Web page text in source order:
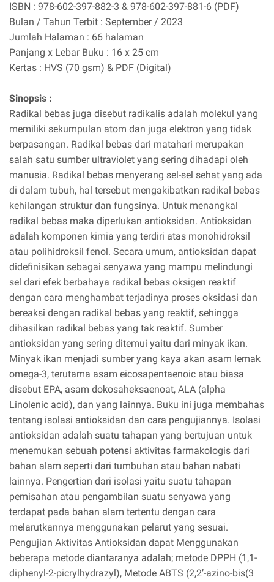
ISBN : 978-602-397-882-3 & 978-602-397-881-6 (PDF)
Bulan / Tahun Terbit : September / 2023
Jumlah Halaman : 66 halaman
Panjang x Lebar Buku : 16 x 25 cm
Kertas : HVS (70 gsm) & PDF (Digital)
Sinopsis :
Radikal bebas juga disebut radikalis adalah molekul yang
memiliki sekumpulan atom dan juga elektron yang tidak
berpasangan. Radikal bebas dari matahari merupakan
salah satu sumber ultraviolet yang sering dihadapi oleh
manusia. Radikal bebas menyerang sel-sel sehat yang ada
di dalam tubuh, hal tersebut mengakibatkan radikal bebas
kehilangan struktur dan fungsinya. Untuk menangkal
radikal bebas maka diperlukan antioksidan. Antioksidan
adalah komponen kimia yang terdiri atas monohidroksil
atau polihidroksil fenol. Secara umum, antioksidan dapat
didefinisikan sebagai senyawa yang mampu melindungi
sel dari efek berbahaya radikal bebas oksigen reaktif
dengan cara menghambat terjadinya proses oksidasi dan
bereaksi dengan radikal bebas yang reaktif, sehingga
dihasilkan radikal bebas yang tak reaktif. Sumber
antioksidan yang sering ditemui yaitu dari minyak ikan.
Minyak ikan menjadi sumber yang kaya akan asam lemak
omega-3, terutama asam eicosapentaenoic atau biasa
disebut EPA, asam dokosaheksaenoat, ALA (alpha
Linolenic acid), dan yang lainnya. Buku ini juga membahas
tentang isolasi antioksidan dan cara pengujiannya. Isolasi
antioksidan adalah suatu tahapan yang bertujuan untuk
menemukan sebuah potensi aktivitas farmakologis dari
bahan alam seperti dari tumbuhan atau bahan nabati
lainnya. Pengertian dari isolasi yaitu suatu tahapan
pemisahan atau pengambilan suatu senyawa yang
terdapat pada bahan alam tertentu dengan cara
melarutkannya menggunakan pelarut yang sesuai.
Pengujian Aktivitas Antioksidan dapat Menggunakan
beberapa metode diantaranya adalah; metode DPPH (1,1-
diphenyl-2-picrylhydrazyl), Metode ABTS (2,2’-azino-bis(3